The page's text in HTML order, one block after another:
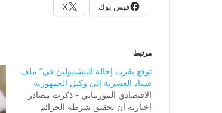
فيس بوك X
مرتبط
توقع بقرب إحالة المشمولين في” ملف
فساد العشرية إلى وكيل الجمهورية
الاقتصادي الموريتاني - ذكرت مصادر
إخبارية أن تحقيق شرطة الجرائم